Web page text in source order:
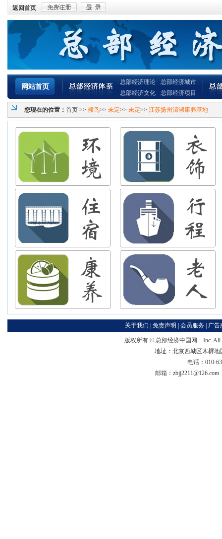
返回首页
网站首页
总部经济理论
总部经济文化
总部经济城市
总部经济项目
您现在的位置： 首页 >> 候鸟>> 未定>> 未定>> 江苏扬州溙湖康养基地
关于我们 免责声明 会员服务 广告
版权所有 © 总部经济中国网
Inc. All
地址：北京西城区木樨
电话：010-
邮箱：